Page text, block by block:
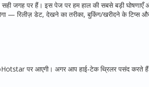
सही जगह पर हैं। इस पेज पर हम हाल की सबसे बड़ी
— रिलीज़ डेट, देखने का तरीका, बुकिंग/खरीदने के टिप्स और
पर आएगी। अगर आप हाई‑टेक थ्रिलर पसंद करते हैं